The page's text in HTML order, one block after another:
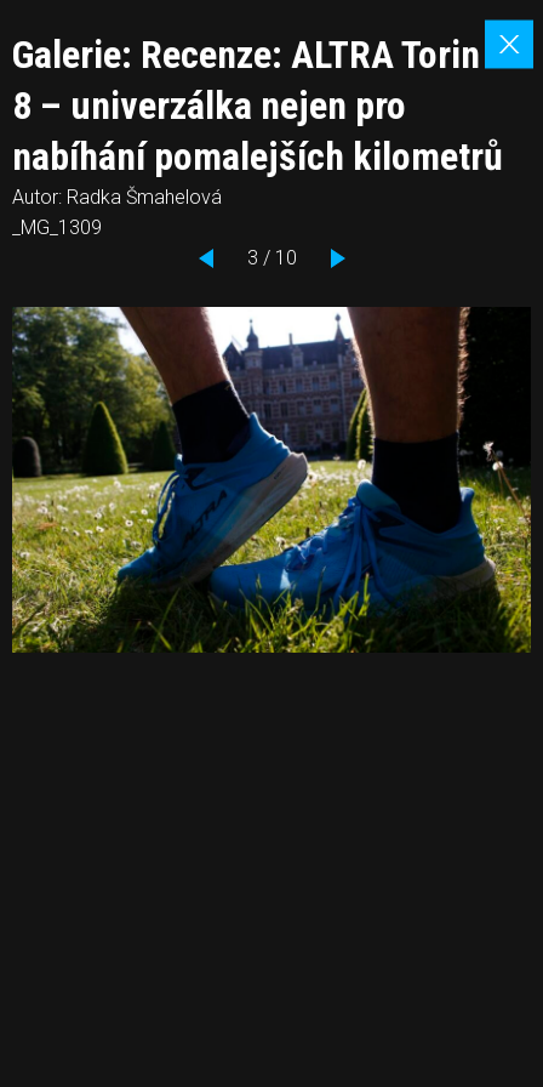
Galerie: Recenze: ALTRA Torin
8 – univerzálka nejen pro
nabíhání pomalejších kilometrů
Autor: Radka Šmahelová
_MG_1309
3 / 10